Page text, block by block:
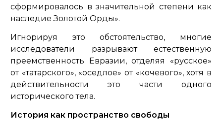
сформировалось в значительной степени как
наследие Золотой Орды».
Игнорируя это обстоятельство, многие
исследователи разрывают естественную
преемственность Евразии, отделяя «русское»
от «татарского», «оседлое» от «кочевого», хотя в
действительности это части одного
исторического тела.
История как пространство свободы